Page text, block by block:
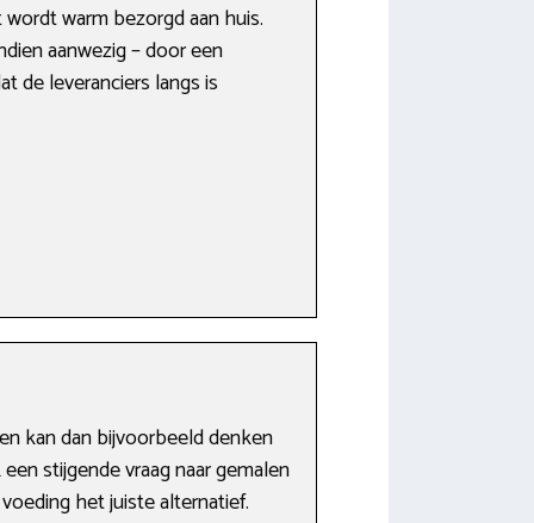
warm bezorgd aan huis.
aanwezig – door een
de leveranciers langs is
kan dan bijvoorbeeld denken
stijgende vraag naar gemalen
het juiste alternatief.